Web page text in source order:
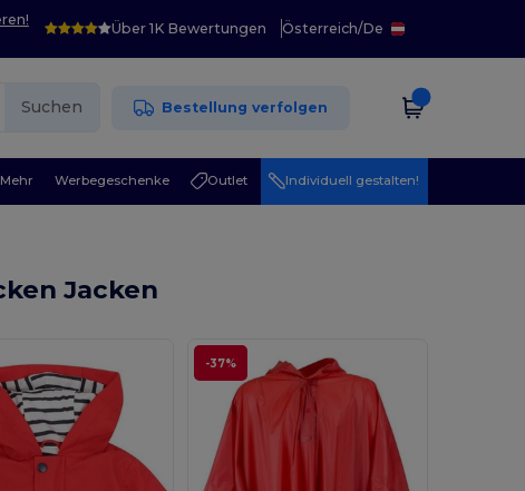
Über 1K Bewertungen Österreich/De
Suchen Bestellung verfolgen
Mehr Werbegeschenke Outlet Individuell gestalten!
Jacken
-37%